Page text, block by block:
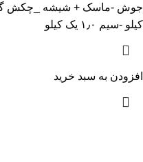
کیلو -سیم ١٫٠ یک کیلو
افزودن به سبد خرید